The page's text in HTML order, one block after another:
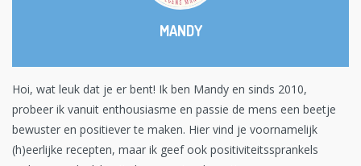
MANDY
Hoi, wat leuk dat je er bent! Ik ben Mandy en sinds 2010,
probeer ik vanuit enthousiasme en passie de mens een beetje
bewuster en positiever te maken. Hier vind je voornamelijk
(h)eerlijke recepten, maar ik geef ook positiviteitssprankels